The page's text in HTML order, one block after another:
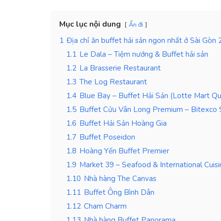
Mục lục nội dung Ẩn đi
1 Địa chỉ ăn buffet hải sản ngon nhất ở Sài Gòn
1.1 Le Dala – Tiệm nướng & Buffet hải sản
1.2 La Brasserie Restaurant
1.3 The Log Restaurant
1.4 Blue Bay – Buffet Hải Sản (Lotte Mart
1.5 Buffet Cửu Vân Long Premium – Bitexco
1.6 Buffet Hải Sản Hoàng Gia
1.7 Buffet Poseidon
1.8 Hoàng Yến Buffet Premier
1.9 Market 39 – Seafood & International
1.10 Nhà hàng The Canvas
1.11 Buffet Ông Bình Dân
1.12 Cham Charm